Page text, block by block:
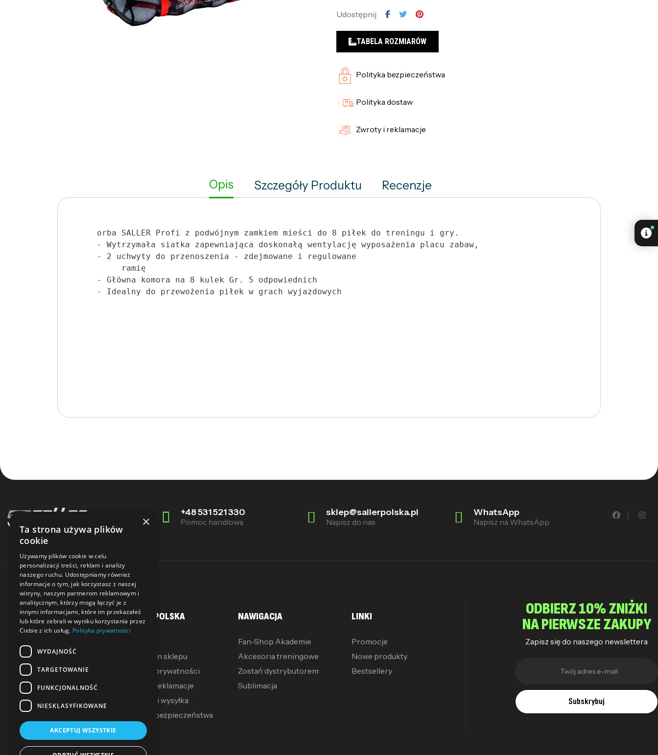
Udostępnij
TABELA ROZMIARÓW
Polityka bezpieczeństwa
Polityka dostaw
Zwroty i reklamacje
Opis Szczegóły Produktu Recenzje
orba SALLER Profi z podwójnym zamkiem mieści do 8 piłek do treningu i gry.
- Wytrzymała siatka zapewniająca doskonałą wentylację wyposażenia placu zabaw,
- 2 uchwyty do przenoszenia - zdejmowane i regulowane
ramię
- Główna komora na 8 kulek Gr. 5 odpowiednich
- Idealny do przewożenia piłek w grach wyjazdowych
+48 531 521 330
Pomoc handlowa
sklep@sallerpolska.pl
Napisz do nas
WhatsApp
Napisz na WhatsApp
MOJE KONTO
Moje pokwitowania
Mój koszyk
SALLER POLSKA
Regulamin sklepu
Polityka prywatności
Zwroty i reklamacje
Dostawa i wysyłka
Polityka bezpieczeństwa
NAWIGACJA
Fan-Shop Akademie
Akcesoria treningowe
Zostań dystrybutorem
Sublimacja
LINKI
Promocje
Nowe produkty
Bestsellery
ODBIERZ 10% ZNIŻKI
NA PIERWSZE ZAKUPY
Zapisz się do naszego newslettera
Subskrybuj
×
Ta strona używa plików
cookie
Używamy plików cookie w celu
personalizacji treści, reklam i analizy
naszego ruchu. Udostępniamy również
informacje o tym, jak korzystasz z naszej
witryny, naszym partnerom reklamowym i
analitycznym, którzy mogą łączyć je z
innymi informacjami, które im przekazałeś
lub które zebrali w wyniku korzystania przez
Ciebie z ich usług. Polityka prywatności
WYDAJNOŚĆ
TARGETOWANIE
FUNKCJONALNOŚĆ
NIESKLASYFIKOWANE
AKCEPTUJ WSZYSTKIE